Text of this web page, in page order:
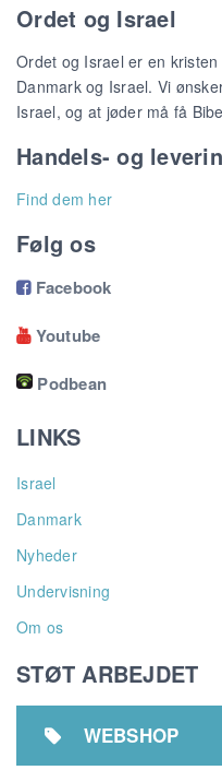
Ordet og Israel
Ordet og Israel er en
Danmark og Israel. Vi
Israel, og at jøder må få
Handels- og
Find dem her
Følg os
Facebook
Youtube
Podbean
LINKS
Israel
Danmark
Nyheder
Undervisning
Om os
STØT ARBEJDET
 WEBSHOP